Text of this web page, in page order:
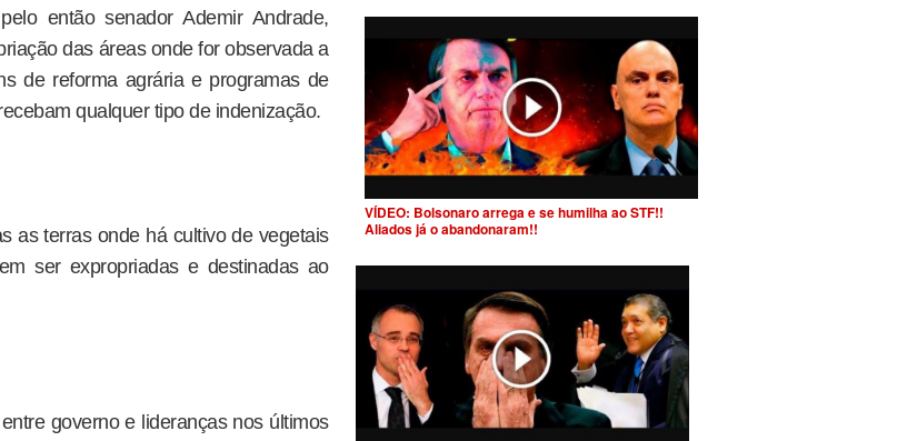
então senador Ademir Andrade,
das áreas onde for observada a
de reforma agrária e programas de
qualquer tipo de indenização.
as terras onde há cultivo de vegetais
ser expropriadas e destinadas ao
governo e lideranças nos últimos
VÍDEO: Bolsonaro arrega e se humilha ao STF!!
Aliados já o abandonaram!!